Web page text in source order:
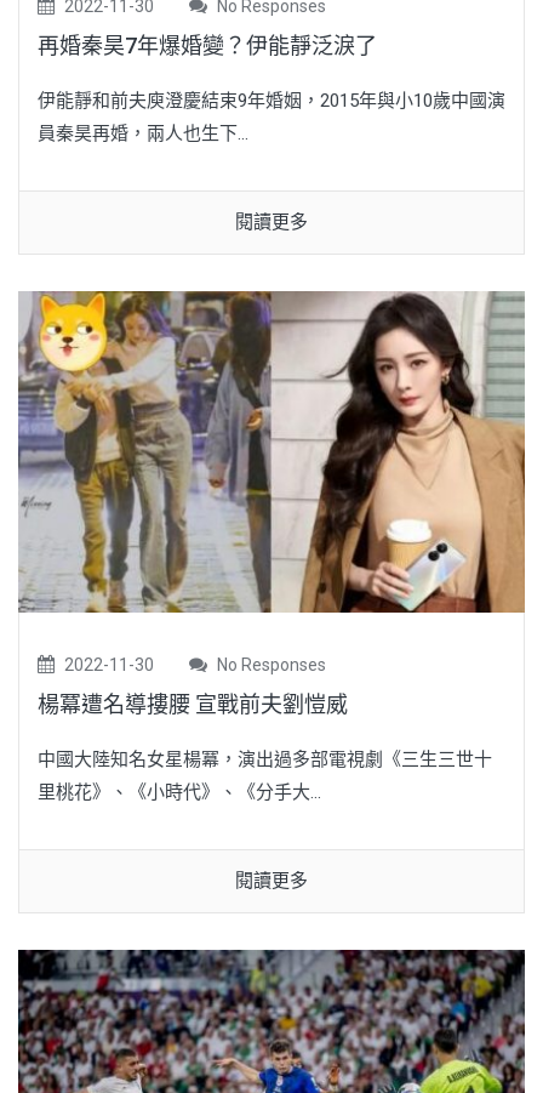
2022-11-30 No Responses
再婚秦昊7年爆婚變？伊能靜泛淚了
伊能靜和前夫庾澄慶結束9年婚姻，2015年與小10歲中國演
員秦昊再婚，兩人也生下...
閱讀更多
2022-11-30 No Responses
楊冪遭名導摟腰 宣戰前夫劉愷威
中國大陸知名女星楊冪，演出過多部電視劇《三生三世十
里桃花》、《小時代》、《分手大...
閱讀更多